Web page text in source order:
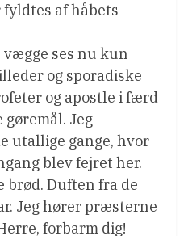
af håbets
ses nu kun
og sporadiske
og apostle i færd
Jeg
utallige gange, hvor
blev fejret her.
brød. Duften fra de
Jeg hører præsterne
forbarm dig!